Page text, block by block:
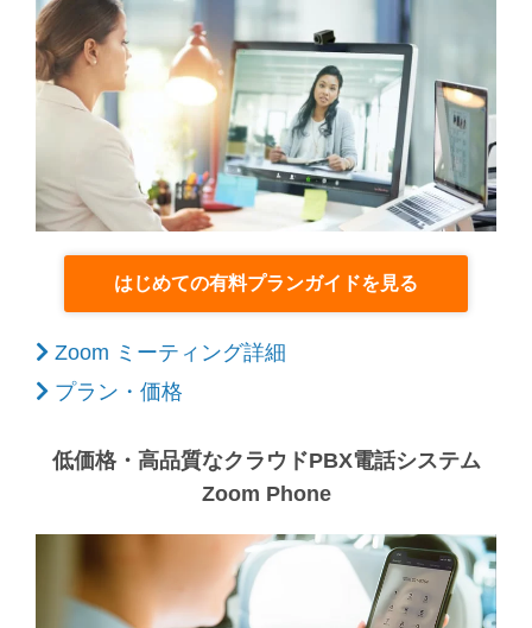
はじめての有料プランガイドを見る
Zoom ミーティング詳細
プラン・価格
低価格・高品質なクラウドPBX電話システム
Zoom Phone